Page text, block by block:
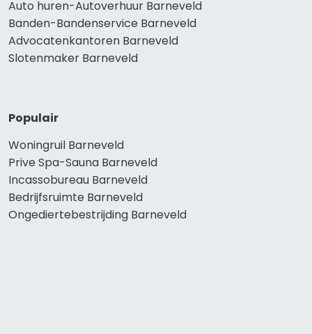
Auto huren-Autoverhuur Barneveld
Banden-Bandenservice Barneveld
Advocatenkantoren Barneveld
Slotenmaker Barneveld
Populair
Woningruil Barneveld
Prive Spa-Sauna Barneveld
Incassobureau Barneveld
Bedrijfsruimte Barneveld
Ongediertebestrijding Barneveld